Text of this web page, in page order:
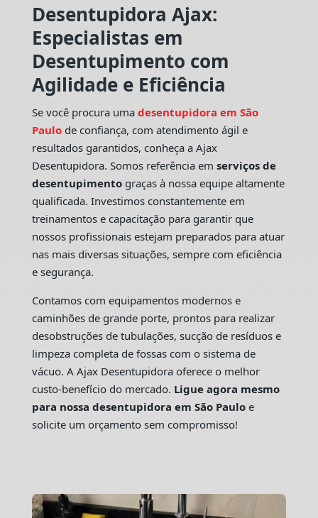
Desentupidora Ajax:
Especialistas em
Desentupimento com
Agilidade e Eficiência
Se você procura uma desentupidora em São
Paulo de confiança, com atendimento ágil e
resultados garantidos, conheça a Ajax
Desentupidora. Somos referência em serviços de
desentupimentograças à nossa equipe altamente
qualificada. Investimos constantemente em
treinamentos e capacitação para garantir que
nossos profissionais estejam preparados para atuar
nas mais diversas situações, sempre com eficiência
e segurança.
Contamos com equipamentos modernos e
caminhões de grande porte, prontos para realizar
desobstruções de tubulações, sucção de resíduos e
limpeza completa de fossas com o sistema de
vácuo. A Ajax Desentupidora oferece o melhor
custo-benefício do mercado. Ligue agora mesmo
para nossa desentupidora em São Pauloe
solicite um orçamento sem compromisso!